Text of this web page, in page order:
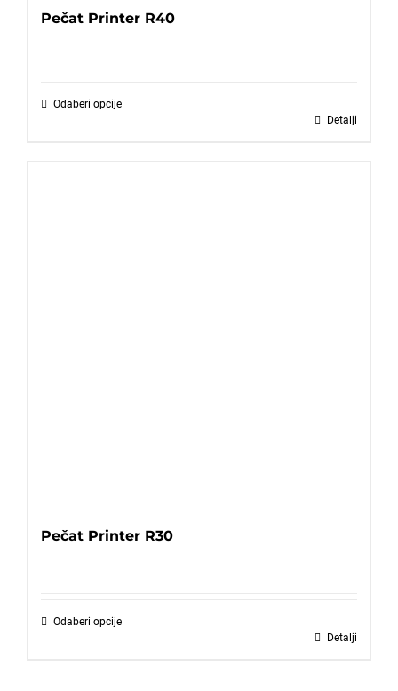
Pečat Printer R40
Odaberi opcije
Detalji
Pečat Printer R30
Odaberi opcije
Detalji